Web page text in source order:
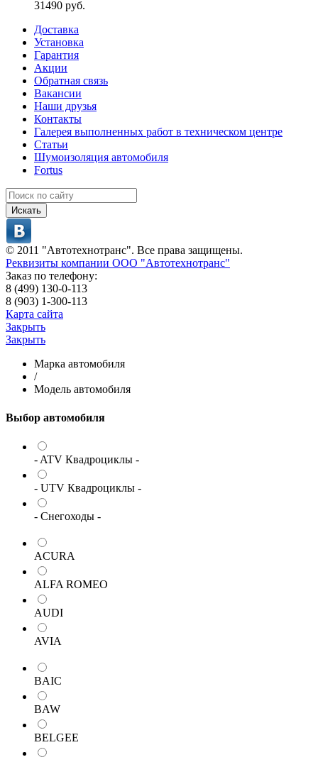
31490 руб.
Доставка
Установка
Гарантия
Акции
Обратная связь
Вакансии
Наши друзья
Контакты
Галерея выполненных работ в техническом центре
Статьи
Шумоизоляция автомобиля
Fortus
Искать
© 2011 "Автотехнотранс". Все права защищены.
Реквизиты компании ООО "Автотехнотранс"
Заказ по телефону:
8 (499) 130-0-113
8 (903) 1-300-113
Карта сайта
Закрыть
Закрыть
Марка автомобиля
/
Модель автомобиля
Выбор автомобиля
- ATV Квадроциклы -
- UTV Квадроциклы -
- Снегоходы -
ACURA
ALFA ROMEO
AUDI
AVIA
BAIC
BAW
BELGEE